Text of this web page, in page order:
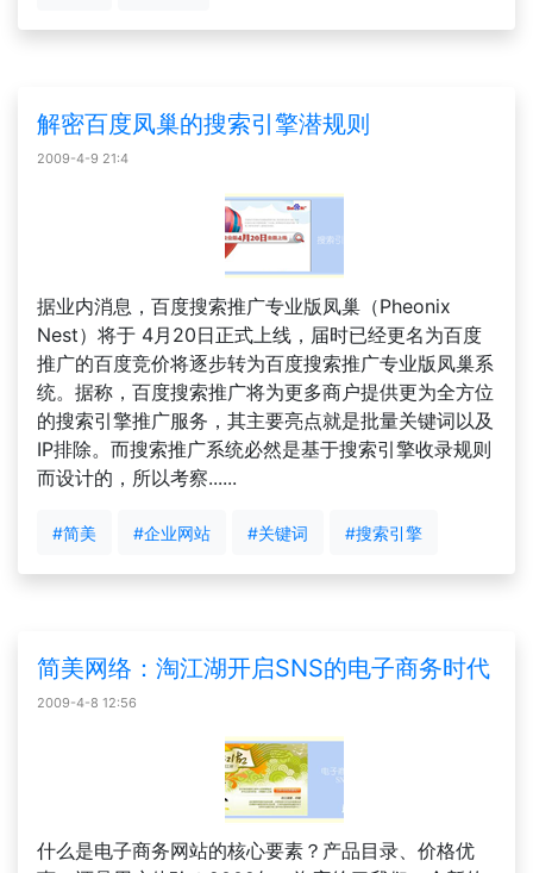
解密百度凤巢的搜索引擎潜规则
2009-4-9 21:4
据业内消息，百度搜索推广专业版凤巢（Pheonix
Nest）将于 4月20日正式上线，届时已经更名为百度
推广的百度竞价将逐步转为百度搜索推广专业版凤巢系
统。据称，百度搜索推广将为更多商户提供更为全方位
的搜索引擎推广服务，其主要亮点就是批量关键词以及
IP排除。而搜索推广系统必然是基于搜索引擎收录规则
而设计的，所以考察......
#简美 #企业网站 #关键词 #搜索引擎
简美网络：淘江湖开启SNS的电子商务时代
2009-4-8 12:56
什么是电子商务网站的核心要素？产品目录、价格优